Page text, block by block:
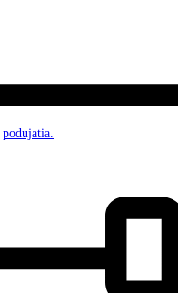
podujatia.